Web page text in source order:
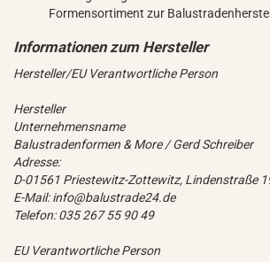
Formensortiment zur
Hersteller/EU Verantwortliche Person
Hersteller
Unternehmensname
Balustradenformen & More / Gerd Schreiber
Adresse:
D-01561 Priestewitz-Zottewitz, Lindenstraße
E-Mail: info@balustrade24.de
Telefon: 035 267 55 90 49
EU Verantwortliche Person